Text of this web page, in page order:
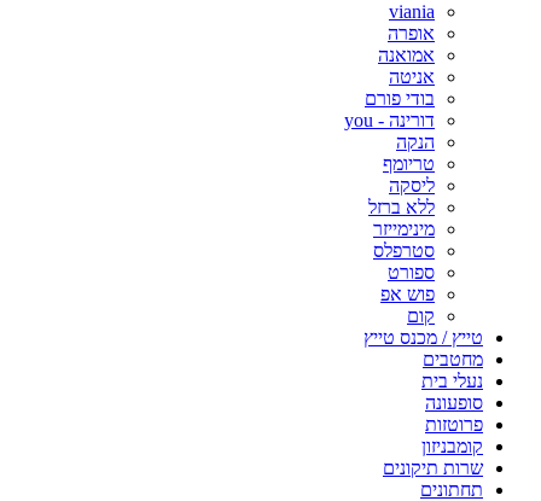
viania
אופרה
אמואנה
אניטה
בודי פורם
דורינה - you
הנקה
טריומף
ליסקה
ללא ברזל
מינימייזר
סטרפלס
ספורט
פוש אפ
קום
טייץ / מכנס טייץ
מחטבים
נעלי בית
סופעונה
פרוטזות
קומבניזון
שרות תיקונים
תחתונים